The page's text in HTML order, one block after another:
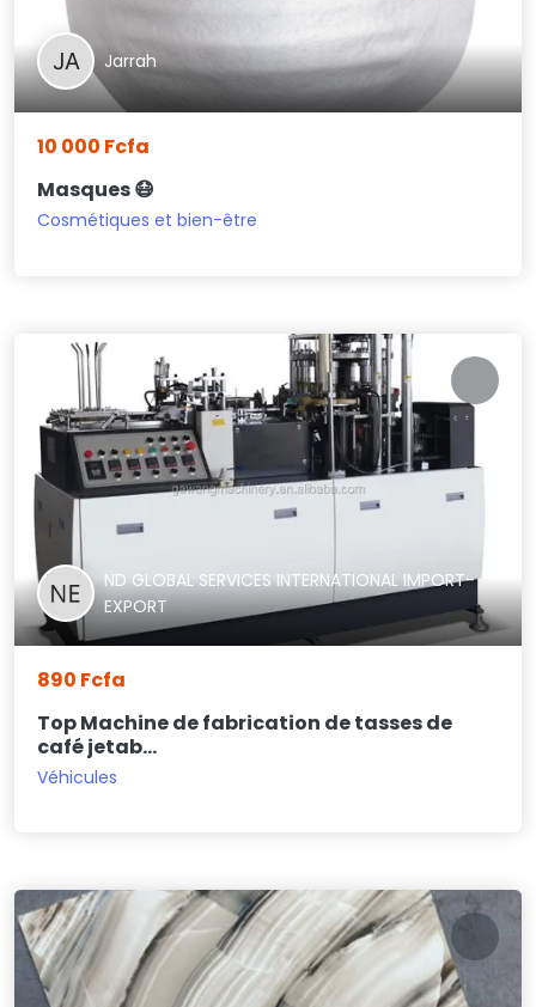
Jarrah
10 000 Fcfa
Masques 😷
Cosmétiques et bien-être
ND GLOBAL SERVICES INTERNATIONAL IMPORT-
EXPORT
890 Fcfa
Top Machine de fabrication de tasses de
café jetab...
Véhicules